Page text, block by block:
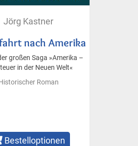
Jörg Kastner
nach Amerika
großen Saga »Amerika –
in der Neuen Welt«
Roman
Bestelloptionen